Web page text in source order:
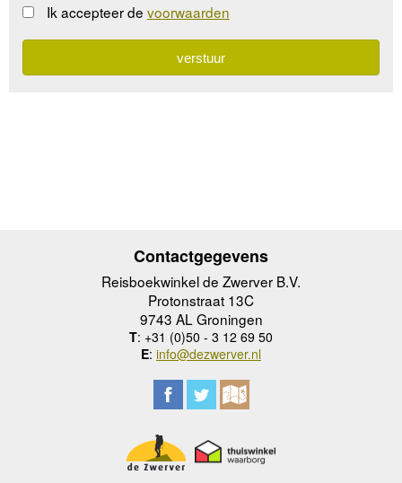
Ik accepteer de voorwaarden
Contactgegevens
Reisboekwinkel de Zwerver B.V.
Protonstraat 13C
9743 AL Groningen
T: +31 (0)50 - 3 12 69 50
E: info@dezwerver.nl